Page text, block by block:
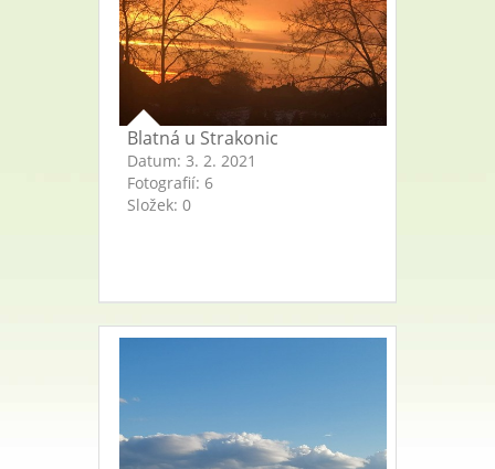
Blatná u Strakonic
Datum: 3. 2. 2021
Fotografií: 6
Složek: 0